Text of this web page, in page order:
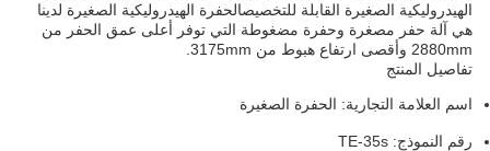
الهيدروليكية الصغيرة القابلة للتخصيصالحفرة الهيدروليكية الصغيرة لدينا
هي آلة حفر مصغرة وحفرة مضغوطة التي توفر أعلى عمق الحفر من
2880mm وأقصى ارتفاع هبوط من 3175mm.
تفاصيل المنتج
اسم العلامة التجارية: الحفرة الصغيرة
رقم النموذج: TE-35s